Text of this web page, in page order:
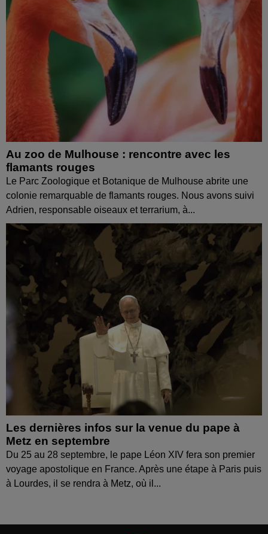
Au zoo de Mulhouse : rencontre avec les
flamants rouges
Le Parc Zoologique et Botanique de Mulhouse abrite une
colonie remarquable de flamants rouges. Nous avons suivi
Adrien, responsable oiseaux et terrarium, à...
Les dernières infos sur la venue du pape à
Metz en septembre
Du 25 au 28 septembre, le pape Léon XIV fera son premier
voyage apostolique en France. Après une étape à Paris puis
à Lourdes, il se rendra à Metz, où il...